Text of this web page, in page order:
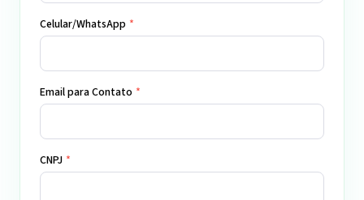
Celular/WhatsApp *
Email para Contato *
CNPJ *